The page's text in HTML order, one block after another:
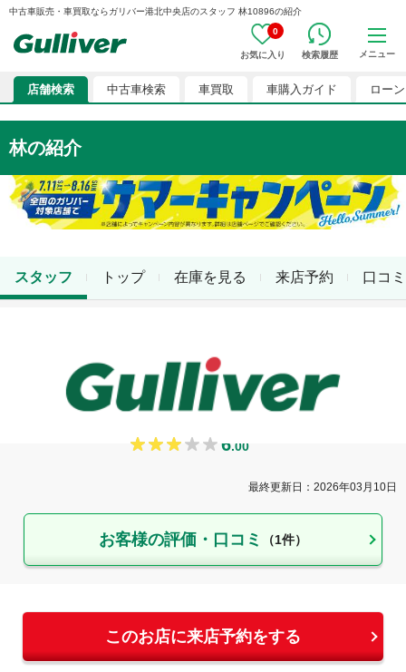
中古車販売・車買取ならガリバー港北中央店のスタッフ 林10896の紹介
0
お気に入り 検索履歴 メニュー
店舗検索 中古車検索 車買取 車購入ガイド ローン
林の紹介
トップ 在庫を見る 来店予約 口コミ
スタッフ
店舗スタッフ
6.00
最終更新日： 2026年03月10日
お客様の評価・口コミ （1件）
このお店に来店予約をする